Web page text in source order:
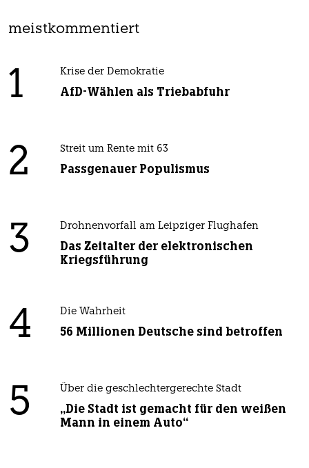
meistkommentiert
1 Krise der Demokratie
AfD-Wählen als Triebabfuhr
2 Streit um Rente mit 63
Passgenauer Populismus
3 Drohnenvorfall am Leipziger Flughafen
Das Zeitalter der elektronischen
Kriegsführung
4 Die Wahrheit
56 Millionen Deutsche sind betroffen
5 Über die geschlechtergerechte Stadt
„Die Stadt ist gemacht für den weißen
Mann in einem Auto“